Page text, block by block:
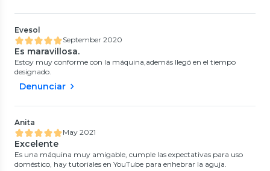
Evesol
September 2020
Es maravillosa.
Estoy muy conforme con la máquina,además llegó en el tiempo
designado.
Denunciar
Anita
May 2021
Excelente
Es una máquina muy amigable, cumple las expectativas para uso
doméstico, hay tutoriales en YouTube para enhebrar la aguja.